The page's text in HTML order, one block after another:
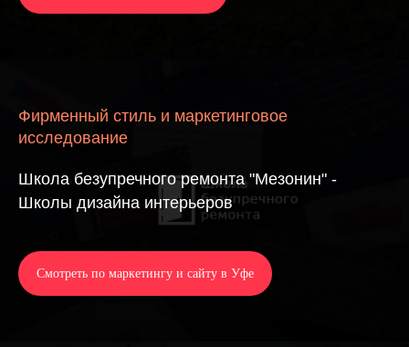
Фирменный стиль и маркетинговое
исследование
Школа безупречного ремонта "Мезонин" -
Школы дизайна интерьеров
Смотреть по маркетингу и сайту в Уфе